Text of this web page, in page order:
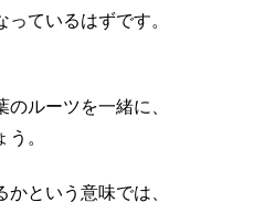
ているはずです。
のルーツを一緒に、
。
という意味では、